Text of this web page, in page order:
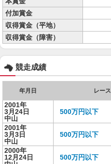
付加賞金
収得賞金（平地）
収得賞金（障害）
競走成績
年月日 レース
2001年
3月24日
中山
500万円以下
2001年
3月3日
中山
500万円以下
2000年
12月24日
500万円以下